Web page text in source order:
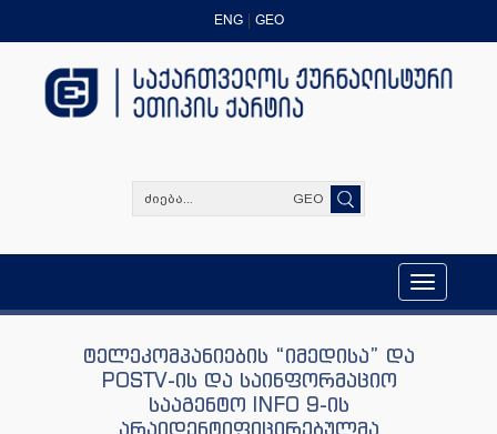
ENG GEO
GEO
Toggle
navigation
ტელეკომპანიების “იმედისა” და
POSTV-ის და საინფორმაციო
სააგენტო INFO 9-ის
არაიდენტიფიცირებულმა